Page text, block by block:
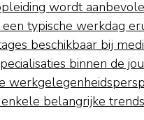
wordt
typische werkdag
beschikbaar bij
binnen de
belangrijke